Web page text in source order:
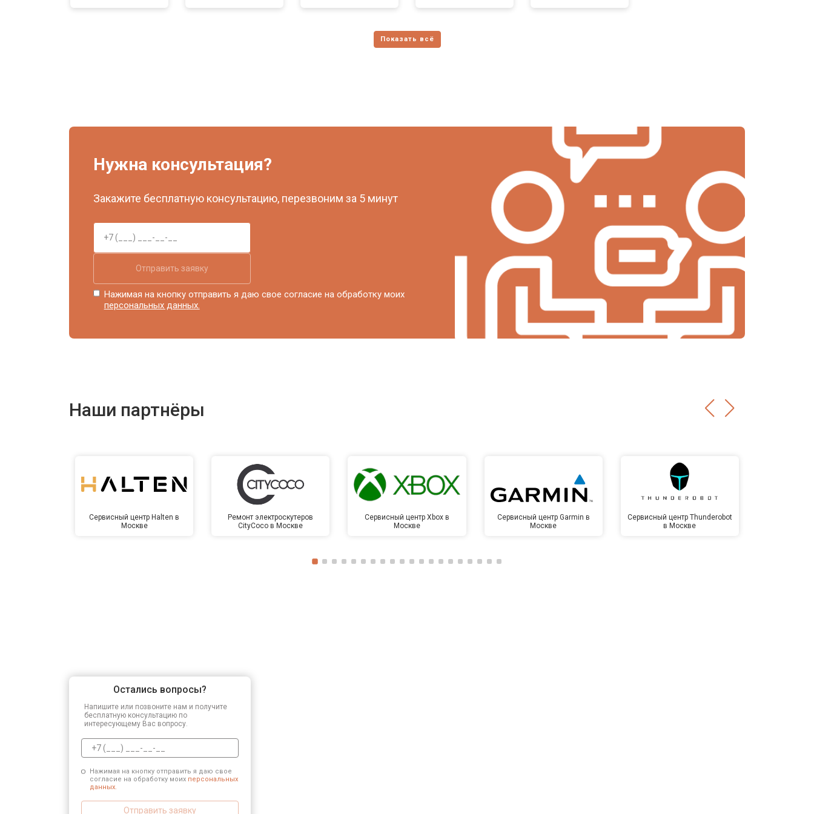
Нужна консультация?
Закажите бесплатную консультацию, перезвоним за 5 минут
Отправить заявку
Нажимая на кнопку отправить я даю свое согласие на обработку моих
персональных данных.
Наши партнёры
Сервисный центр Halten в
Москве
Ремонт электроскутеров
CityCoco в Москве
Сервисный центр Xbox в
Москве
Сервисный центр Garmin в
Москве
Сервисный центр Thunderobot
в Москве
Остались вопросы?
Напишите или позвоните нам и получите
бесплатную консультацию по
интересующему Вас вопросу.
Нажимая на кнопку отправить я даю свое
согласие на обработку моих персональных
данных.
Отправить заявку